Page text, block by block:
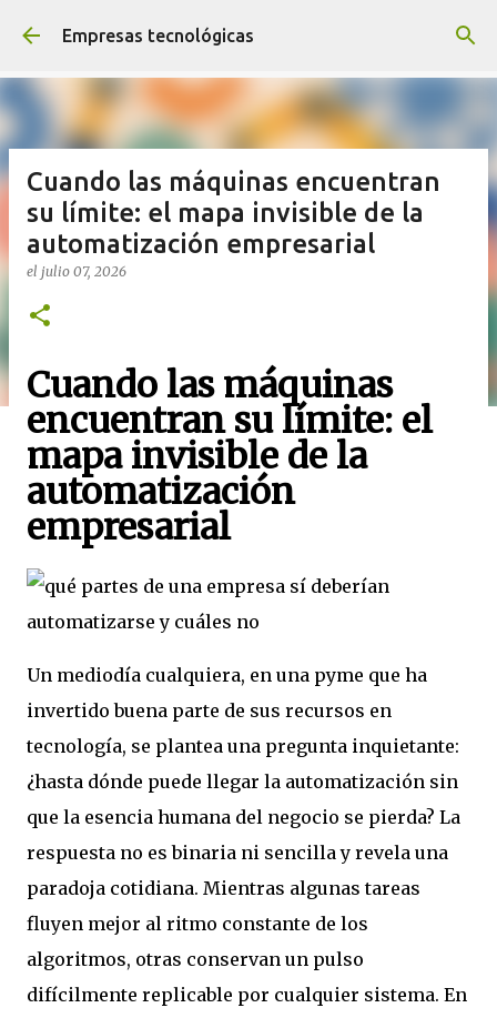
Ir al contenido principal
Empresas tecnológicas
Cuando las máquinas encuentran
su límite: el mapa invisible de la
automatización empresarial
el julio 07, 2026
Cuando las máquinas
encuentran su límite: el
mapa invisible de la
automatización
empresarial
Un mediodía cualquiera, en una pyme que ha
invertido buena parte de sus recursos en
tecnología, se plantea una pregunta inquietante:
¿hasta dónde puede llegar la automatización sin
que la esencia humana del negocio se pierda? La
respuesta no es binaria ni sencilla y revela una
paradoja cotidiana. Mientras algunas tareas
fluyen mejor al ritmo constante de los
algoritmos, otras conservan un pulso
difícilmente replicable por cualquier sistema. En